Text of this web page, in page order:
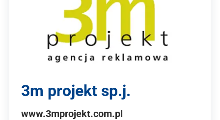
3m projekt sp.j.
www.3mprojekt.com.pl